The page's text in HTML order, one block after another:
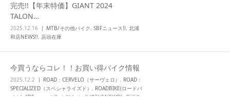
完売!!【年末特価】GIANT 2024
TALON…
2025.12.16 MTB/その他バイク, SBFニュース!!, 北浦
和店NEWS!!, 店頭在庫
今買うならコレ！！お買い得バイク情報
2025.12.2 ROAD：CERVELO（サーヴェロ） , ROAD：
SPECIALIZED（スペシャライズド） , ROADBIKE(ロードバ
イク) SBFニュース!! お知らせ 北浦和店NEWS!! 店頭在